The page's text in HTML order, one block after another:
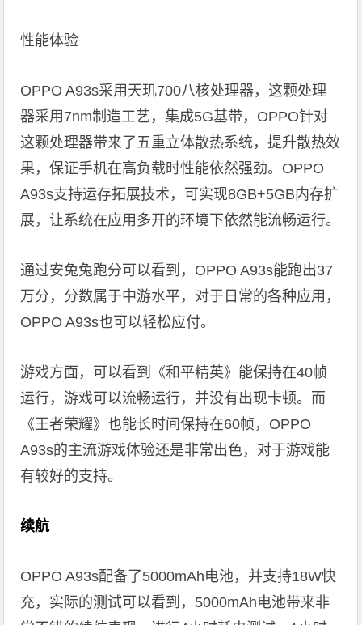
性能体验
OPPO A93s采用天玑700八核处理器，这颗处理
器采用7nm制造工艺，集成5G基带，OPPO针对
这颗处理器带来了五重立体散热系统，提升散热效
果，保证手机在高负载时性能依然强劲。OPPO
A93s支持运存拓展技术，可实现8GB+5GB内存扩
展，让系统在应用多开的环境下依然能流畅运行。
通过安兔兔跑分可以看到，OPPO A93s能跑出37
万分，分数属于中游水平，对于日常的各种应用，
OPPO A93s也可以轻松应付。
游戏方面，可以看到《和平精英》能保持在40帧
运行，游戏可以流畅运行，并没有出现卡顿。而
《王者荣耀》也能长时间保持在60帧，OPPO
A93s的主流游戏体验还是非常出色，对于游戏能
有较好的支持。
续航
OPPO A93s配备了5000mAh电池，并支持18W快
充，实际的测试可以看到，5000mAh电池带来非